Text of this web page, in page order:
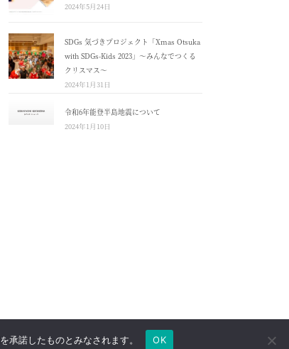
2024年5月24日
SDGs 気づきプロジェクト「Xmas Otsuka
with SDGs-Kids 2023」～みんなでつくる
クリスマス～
2024年1月31日
令和6年能登半島地震について
2024年1月10日
諾したものとみなされます。 OK